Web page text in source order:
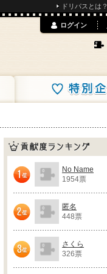
ドリパスとは？
特別企画
ログイン
貢献度ランキング
1位
No Name
1954票
2位
匿名
448票
3位
さくら
326票